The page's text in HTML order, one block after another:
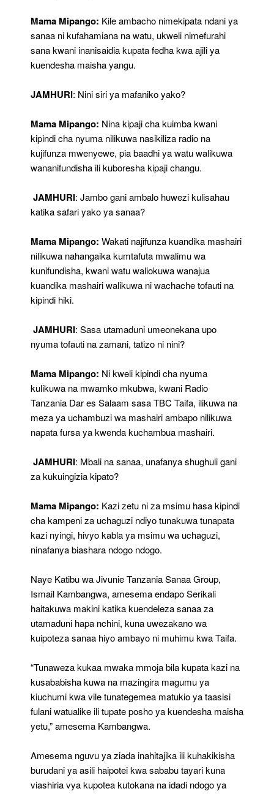
Mama Mipango: Kile ambacho nimekipata ndani ya
sanaa ni kufahamiana na watu, ukweli nimefurahi
sana kwani inanisaidia kupata fedha kwa ajili ya
kuendesha maisha yangu.
JAMHURI: Nini siri ya mafaniko yako?
Mama Mipango: Nina kipaji cha kuimba kwani
kipindi cha nyuma nilikuwa nasikiliza radio na
kujifunza mwenyewe, pia baadhi ya watu walikuwa
wananifundisha ili kuboresha kipaji changu.
JAMHURI: Jambo gani ambalo huwezi kulisahau
katika safari yako ya sanaa?
Mama Mipango: Wakati najifunza kuandika mashairi
nilikuwa nahangaika kumtafuta mwalimu wa
kunifundisha, kwani watu waliokuwa wanajua
kuandika mashairi walikuwa ni wachache tofauti na
kipindi hiki.
JAMHURI: Sasa utamaduni umeonekana upo
nyuma tofauti na zamani, tatizo ni nini?
Mama Mipango: Ni kweli kipindi cha nyuma
kulikuwa na mwamko mkubwa, kwani Radio
Tanzania Dar es Salaam sasa TBC Taifa, ilikuwa na
meza ya uchambuzi wa mashairi ambapo nilikuwa
napata fursa ya kwenda kuchambua mashairi.
JAMHURI: Mbali na sanaa, unafanya shughuli gani
za kukuingizia kipato?
Mama Mipango: Kazi zetu ni za msimu hasa kipindi
cha kampeni za uchaguzi ndiyo tunakuwa tunapata
kazi nyingi, hivyo kabla ya msimu wa uchaguzi,
ninafanya biashara ndogo ndogo.
Naye Katibu wa Jivunie Tanzania Sanaa Group,
Ismail Kambangwa, amesema endapo Serikali
haitakuwa makini katika kuendeleza sanaa za
utamaduni hapa nchini, kuna uwezakano wa
kuipoteza sanaa hiyo ambayo ni muhimu kwa Taifa.
“Tunaweza kukaa mwaka mmoja bila kupata kazi na
kusababisha kuwa na mazingira magumu ya
kiuchumi kwa vile tunategemea matukio ya taasisi
fulani watualike ili tupate posho ya kuendesha maisha
yetu,” amesema Kambangwa.
Amesema nguvu ya ziada inahitajika ili kuhakikisha
burudani ya asili haipotei kwa sababu tayari kuna
viashiria vya kupotea kutokana na idadi ndogo ya